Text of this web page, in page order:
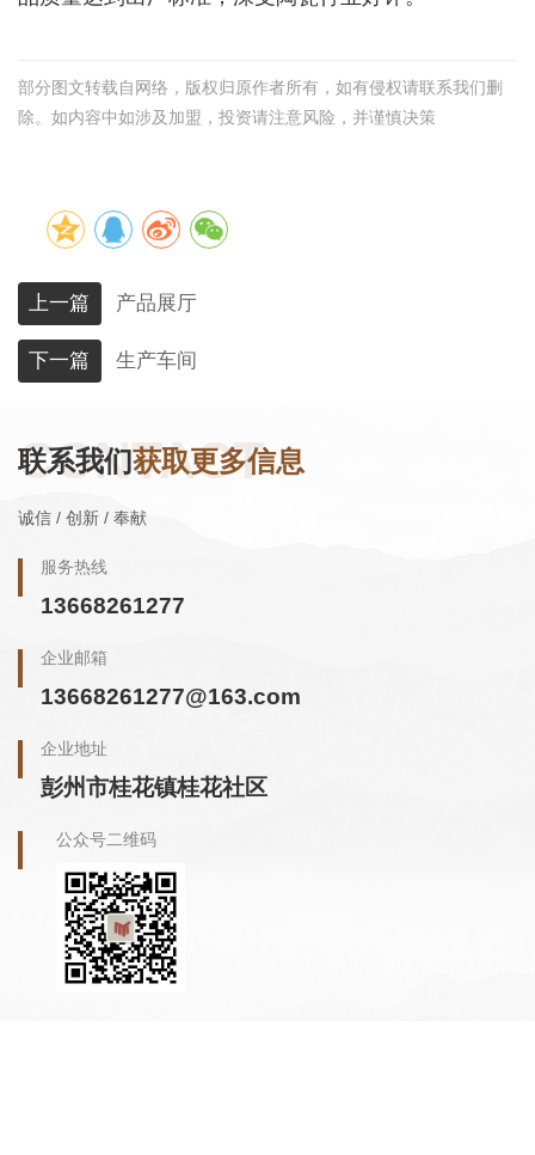
部分图文转载自网络，版权归原作者所有，如有侵权请联系我们删
除。如内容中如涉及加盟，投资请注意风险，并谨慎决策
上一篇 产品展厅
下一篇 生产车间
CONTACT
联系我们获取更多信息
诚信 / 创新 / 奉献
服务热线
13668261277
企业邮箱
13668261277@163.com
企业地址
彭州市桂花镇桂花社区
公众号二维码